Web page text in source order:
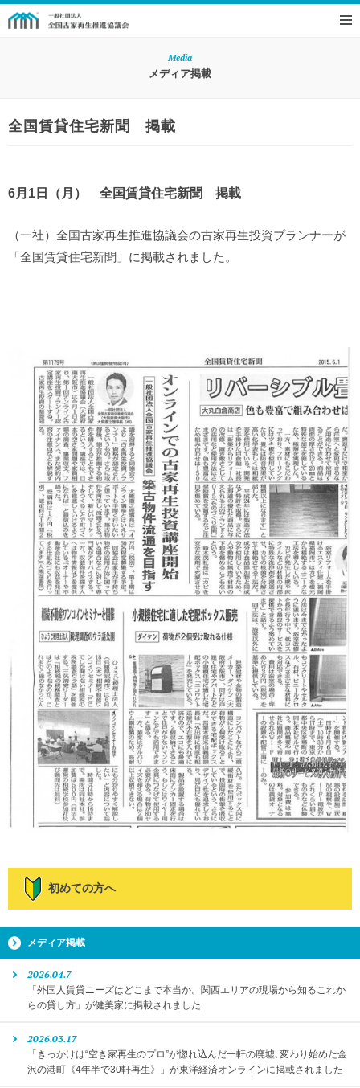
Media
メディア掲載
全国賃貸住宅新聞 掲載
6月1日（月） 全国賃貸住宅新聞 掲載
（一社）全国古家再生推進協議会の古家再生投資プランナーが
「全国賃貸住宅新聞」に掲載されました。
初めての方へ
メディア掲載
2026.04.7
「外国人賃貸ニーズはどこまで本当か。関西エリアの現場から知るこれか
らの貸し方」が健美家に掲載されました
2026.03.17
「きっかけは“空き家再生のプロ”が惚れ込んだ一軒の廃墟､変わり始めた金
沢の港町《4年半で30軒再生》」が東洋経済オンラインに掲載されました